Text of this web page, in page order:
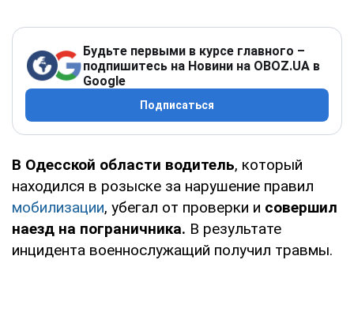
Будьте первыми в курсе главного –
подпишитесь на Новини на OBOZ.UA в
Google
Подписаться
В Одесской области водитель, который
находился в розыске за нарушение правил
мобилизации, убегал от проверки и совершил
наезд на пограничника. В результате
инцидента военнослужащий получил травмы.